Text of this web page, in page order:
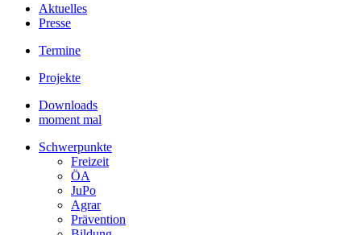
Aktuelles
Presse
Termine
Projekte
Downloads
moment mal
Schwerpunkte
Freizeit
ÖA
JuPo
Agrar
Prävention